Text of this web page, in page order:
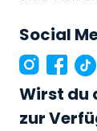
Social
Wirst du
zur